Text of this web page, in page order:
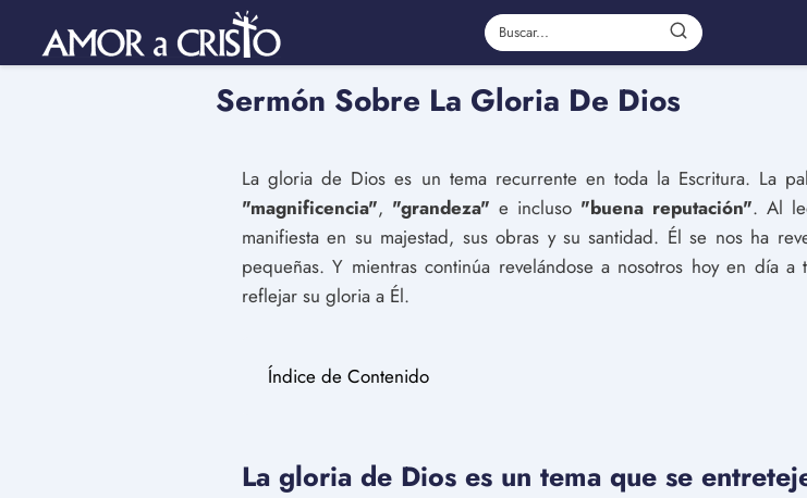
Sermón Sobre La Gloria De Dios
La gloria de Dios es un tema recurrente en toda la Escritura. La
"magnificencia", "grandeza" e incluso "buena reputación". Al
manifiesta en su majestad, sus obras y su santidad. Él se nos ha
pequeñas. Y mientras continúa revelándose a nosotros hoy en día
reflejar su gloria a Él.
Índice de Contenido
La gloria de Dios es un tema que se